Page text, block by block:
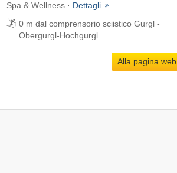
Spa & Wellness · Dettagli
0 m dal comprensorio sciistico Gurgl -
Obergurgl-Hochgurgl
Alla pagina web